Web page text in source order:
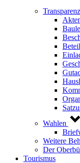
Wahlen
Weitere
Der
Tourismus